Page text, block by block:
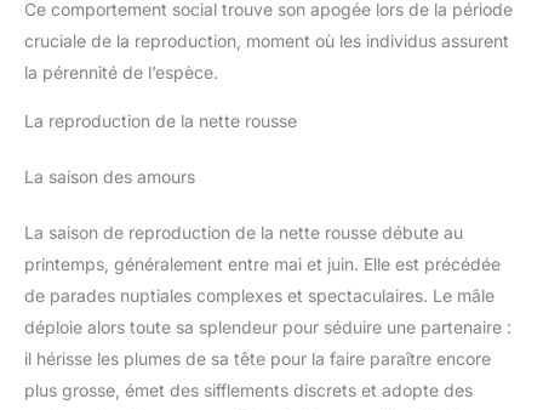
Ce comportement social trouve son apogée lors de la période
cruciale de la reproduction, moment où les individus assurent
la pérennité de l’espèce.
La reproduction de la nette rousse
La saison des amours
La saison de reproduction de la nette rousse débute au
printemps, généralement entre mai et juin. Elle est précédée
de parades nuptiales complexes et spectaculaires. Le mâle
déploie alors toute sa splendeur pour séduire une partenaire :
il hérisse les plumes de sa tête pour la faire paraître encore
plus grosse, émet des sifflements discrets et adopte des